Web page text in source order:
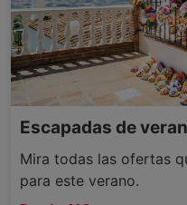
Escapadas de
Mira todas las ofertas
para este verano.